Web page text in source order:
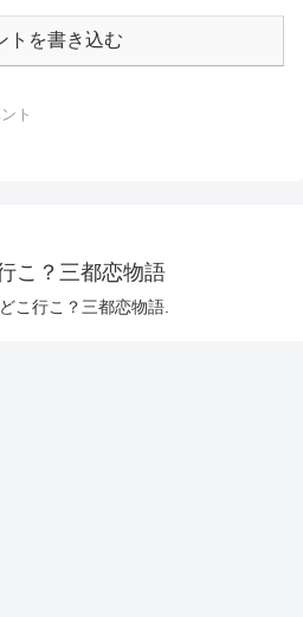
トを書き込む
ト
こ？三都恋物語
こ行こ？三都恋物語.